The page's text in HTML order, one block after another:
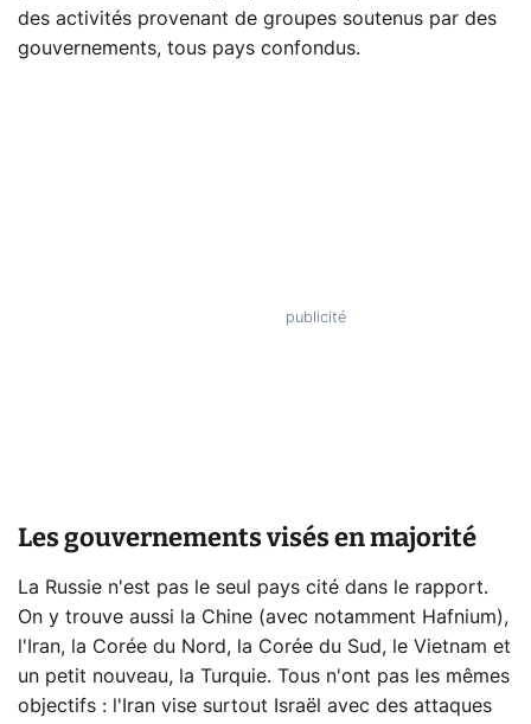
des activités provenant de groupes soutenus par des
gouvernements, tous pays confondus.
Les gouvernements visés en majorité
La Russie n'est pas le seul pays cité dans le rapport.
On y trouve aussi la Chine (avec notamment Hafnium),
l'Iran, la Corée du Nord, la Corée du Sud, le Vietnam et
un petit nouveau, la Turquie. Tous n'ont pas les mêmes
objectifs : l'Iran vise surtout Israël avec des attaques